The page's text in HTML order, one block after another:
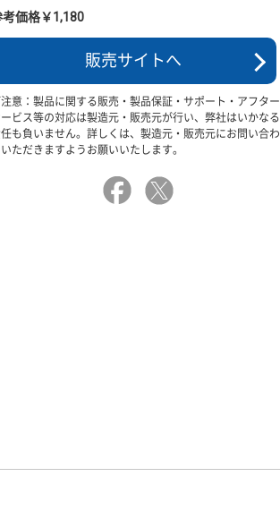
考価格￥1,180
販売サイトへ
注意：製品に関する販売・製品保証・サポート・アフター
ビス等の対応は製造元・販売元が行い、弊社はいかなる
も負いません。詳しくは、製造元・販売元にお問い合わ
ただきますようお願いいたします。